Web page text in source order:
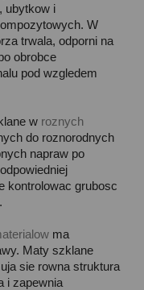
ubytkow i
W
trwala, odporni na
obrobce
pod wzgledem
w roznych
do roznorodnych
napraw po
kontrolowac grubosc
ma
Maty szklane
sie rowna struktura
i zapewnia